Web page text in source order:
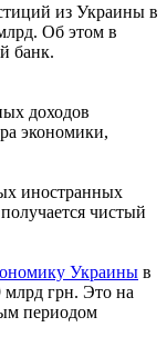
из Украины в
Об этом в
банк.
доходов
экономики,
иностранных
чистый
Украины в
млрд грн. Это на
периодом